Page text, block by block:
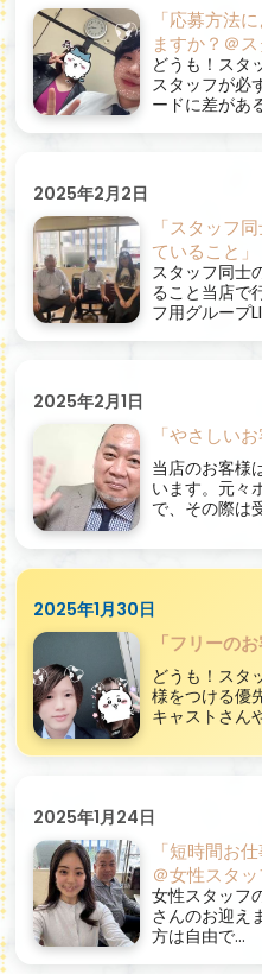
「応募方法
ますか？＠ス
どうも！スタ
スタッフが必
ードに差があ
2025年2月2日
「スタッフ
ていること」
スタッフ同士
ること当店で
フ用グループ
2025年2月1日
「やさしい
当店のお客様
います。元々
で、その際は
2025年1月30日
「フリーの
どうも！スタ
様をつける優
キャストさん
2025年1月24日
「短時間お
＠女性スタッ
女性スタッ
さんのお迎え
方は自由で...